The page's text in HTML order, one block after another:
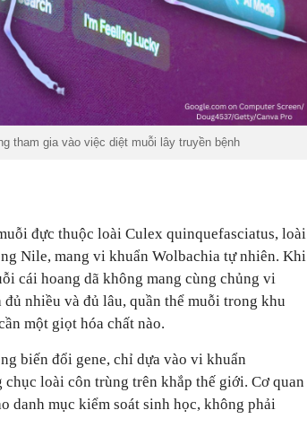
tham gia vào việc diệt muỗi lây truyền bệnh
đực thuộc loài Culex quinquefasciatus, loài
Nile, mang vi khuẩn Wolbachia tự nhiên. Khi
cái hoang dã không mang cùng chủng vi
nhiều và đủ lâu, quần thể muỗi trong khu
một giọt hóa chất nào.
biến đổi gene, chỉ dựa vào vi khuẩn
loài côn trùng trên khắp thế giới. Cơ quan
danh mục kiểm soát sinh học, không phải